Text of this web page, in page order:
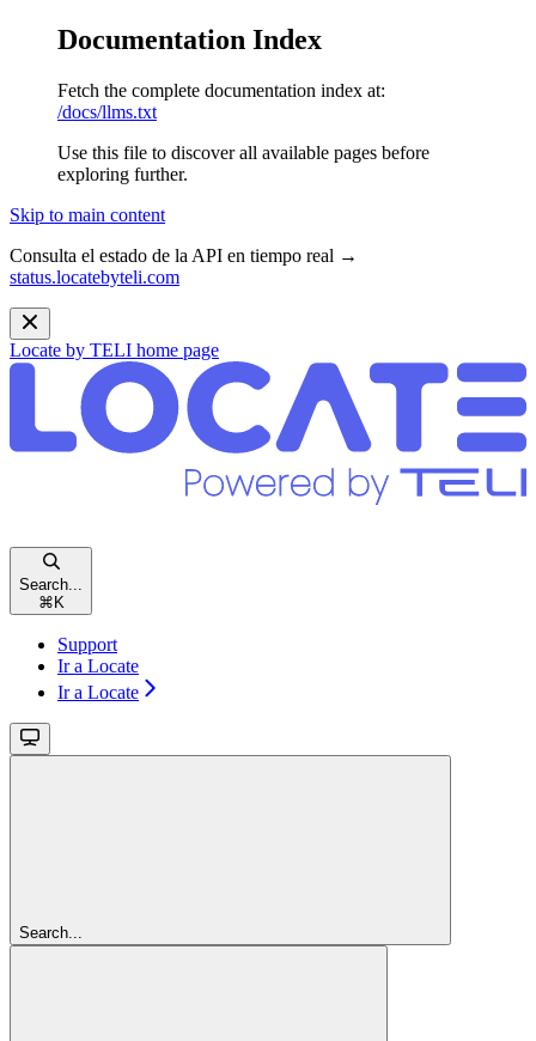
Documentation Index
Fetch the complete documentation index at:
/docs/llms.txt
Use this file to discover all available pages before
exploring further.
Skip to main content
Consulta el estado de la API en tiempo real →
status.locatebyteli.com
Locate by TELI home page
Search...
⌘ K
Support
Ir a Locate
Ir a Locate
Search...